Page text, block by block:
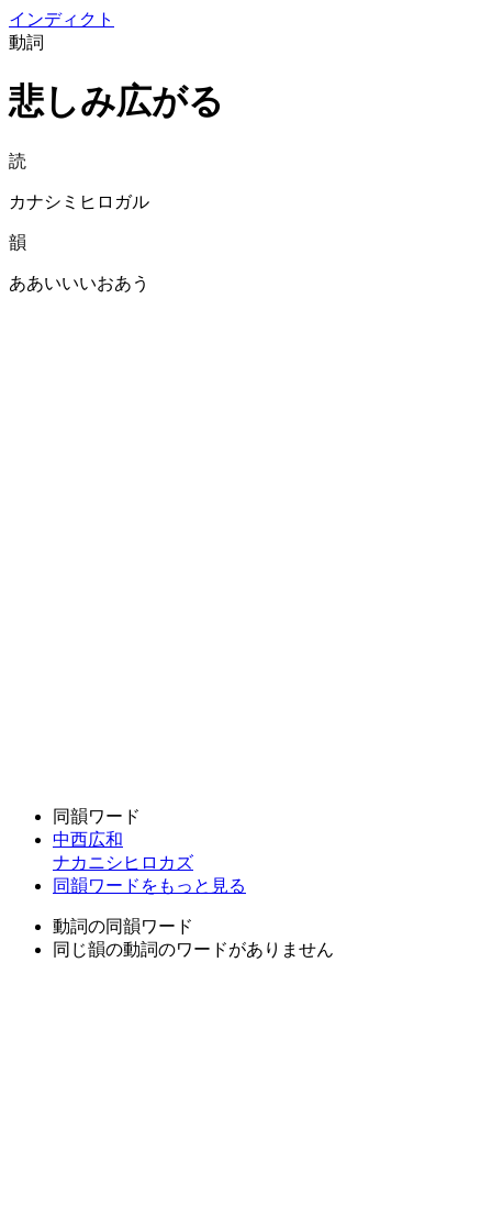
インディクト
動詞
悲しみ広がる
読
カナシミヒロガル
韻
ああいいいおあう
同韻ワード
中西広和
ナカニシヒロカズ
同韻ワードをもっと見る
動詞の同韻ワード
同じ韻の動詞のワードがありません